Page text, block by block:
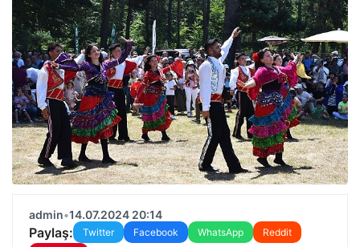
admin•14.07.2024 20:14
Paylaş: Twitter Facebook WhatsApp
Reddit